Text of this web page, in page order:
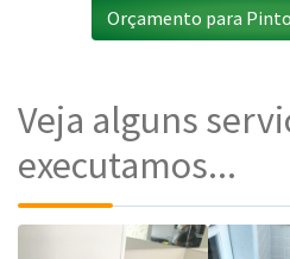
Orçamento para
Veja alguns
executamos...